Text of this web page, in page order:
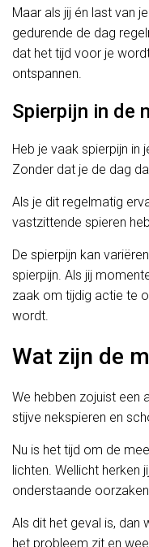
Maar als jij én last van
gedurende de dag
dat het tijd voor je
ontspannen.
Spierpijn in de
Heb je vaak spierpijn in
Zonder dat je de dag
Als je dit regelmatig
vastzittende spieren
De spierpijn kan
spierpijn. Als jij
zaak om tijdig actie te
wordt.
Wat zijn de
We hebben zojuist een
stijve nekspieren en
Nu is het tijd om de
lichten. Wellicht herken
onderstaande
Als dit het geval is, dan
het probleem zit en